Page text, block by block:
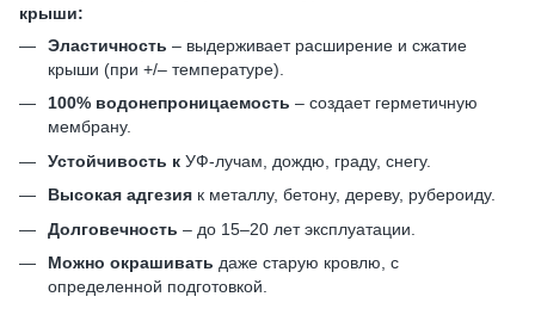
крыши:
Эластичность – выдерживает расширение и сжатие
крыши (при +/– температуре).
100% водонепроницаемость – создает герметичную
мембрану.
Устойчивость к УФ-лучам, дождю, граду, снегу.
Высокая адгезия к металлу, бетону, дереву, рубероиду.
Долговечность – до 15–20 лет эксплуатации.
Можно окрашивать даже старую кровлю, с
определенной подготовкой.